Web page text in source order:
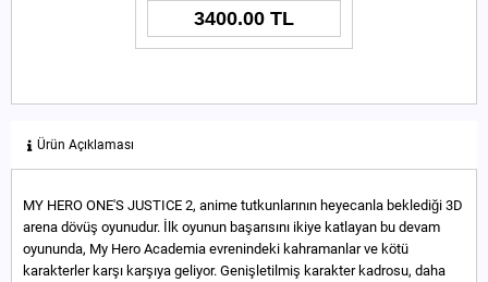
3400.00 TL
Ürün Açıklaması
MY HERO ONE'S JUSTICE 2, anime tutkunlarının heyecanla beklediği 3D
arena dövüş oyunudur. İlk oyunun başarısını ikiye katlayan bu devam
oyununda, My Hero Academia evrenindeki kahramanlar ve kötü
karakterler karşı karşıya geliyor. Genişletilmiş karakter kadrosu, daha